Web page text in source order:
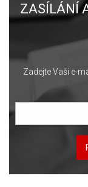
ZASÍLÁNÍ
Zadejte Vaši e-